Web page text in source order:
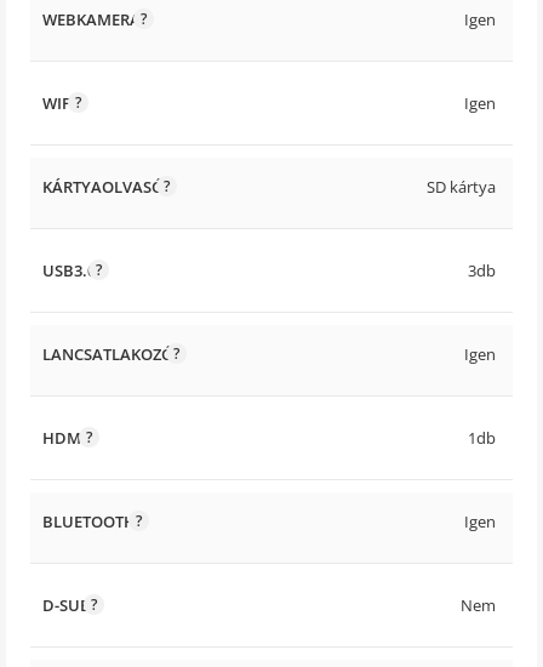
WEBKAMERA Igen
WIFI Igen
KÁRTYAOLVASÓ SD kártya
USB3.0 3db
LANCSATLAKOZÓ Igen
HDMI 1db
BLUETOOTH Igen
D-SUB Nem